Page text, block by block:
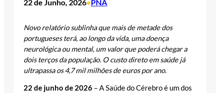
22 de Junho, 2026•PNA
Novo relatório sublinha que mais de metade dos
portugueses terá, ao longo da vida, uma doença
neurológica ou mental, um valor que poderá chegar a
dois terços da população. O custo direto em saúde já
ultrapassa os 4,7 mil milhões de euros por ano.
22 de junho de 2026 – A Saúde do Cérebro é um dos